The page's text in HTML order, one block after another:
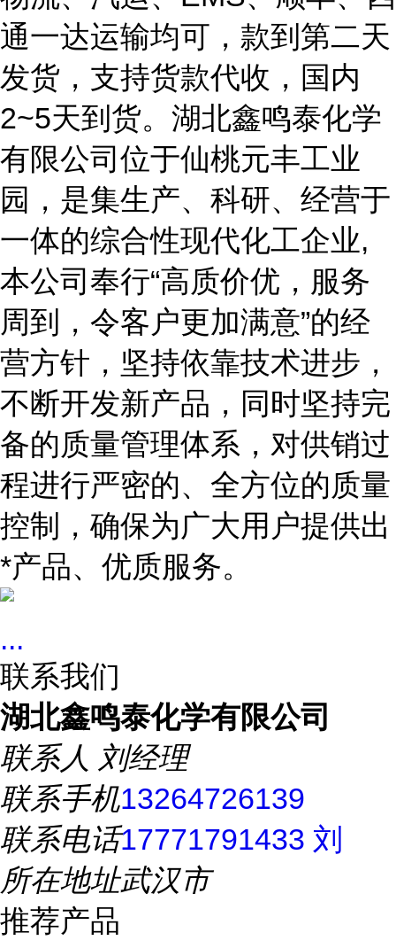
通一达运输均可，款到第二天
发货，支持货款代收，国内
2~5天到货。湖北鑫鸣泰化学
有限公司位于仙桃元丰工业
园，是集生产、科研、经营于
一体的综合性现代化工企业,
本公司奉行“高质价优，服务
周到，令客户更加满意”的经
营方针，坚持依靠技术进步，
不断开发新产品，同时坚持完
备的质量管理体系，对供销过
程进行严密的、全方位的质量
控制，确保为广大用户提供出
*产品、优质服务。
...
联系我们
湖北鑫鸣泰化学有限公司
联系人 刘经理
联系手机13264726139
联系电话17771791433 刘
所在地址武汉市
推荐产品